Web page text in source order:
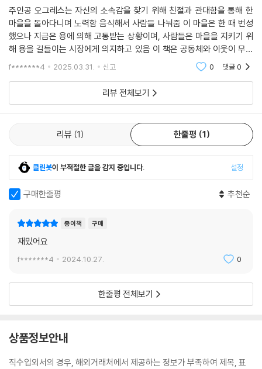
주인공 오그레스는 자신의 소속감을 찾기 위해 친절과 관대함을 통해 한
마을을 돌아다니며 노력함 음식해서 사람들 나눠줌 이 마을은 한 때 번성
했으나 지금은 용에 의해 고통받는 상황이며, 사람들은 마을을 지키기 위
해 용을 길들이는 시장에게 의지하고 있음 이 책은 공동체와 이웃이 무엇
을 의미하는지에 대해 생각하게 하며, 어떤 상황에서도 친절을 우선시하는
f*******4 2025.03.31. 신고 0 댓글0
리뷰 전체보기
리뷰 1 한줄평 1
클린봇이 부적절한 글을 감지 중입니다. 설정
구매한줄평 추천순
종이책 구매
재밌어요
f*******4 2024.10.27. 0
한줄평 전체보기
상품정보안내
직수입외서의 경우, 해외거래처에서 제공하는 정보가 부족하여 제목, 표